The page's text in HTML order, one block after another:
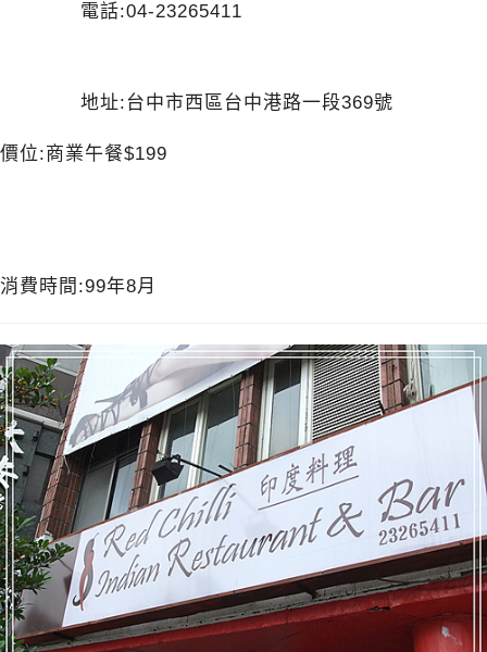
電話:04-23265411
地址:台中市西區台中港路一段369號
價位:商業午餐$199
消費時間:99年8月